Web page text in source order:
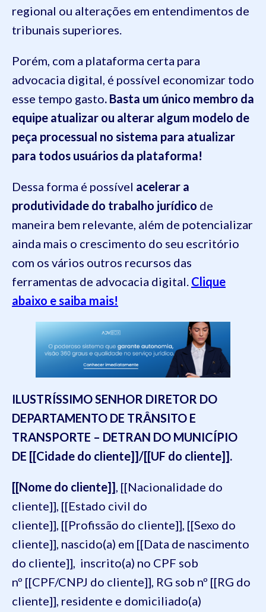
regional ou alterações em entendimentos de
tribunais superiores.
Porém, com a plataforma certa para
advocacia digital, é possível economizar todo
esse tempo gasto. Basta um único membro da
equipe atualizar ou alterar algum modelo de
peça processual no sistema para atualizar
para todos usuários da plataforma!
Dessa forma é possível acelerar a
produtividade do trabalho jurídico de
maneira bem relevante, além de potencializar
ainda mais o crescimento do seu escritório
com os vários outros recursos das
ferramentas de advocacia digital. Clique
abaixo e saiba mais!
ILUSTRÍSSIMO SENHOR DIRETOR DO
DEPARTAMENTO DE TRÂNSITO E
TRANSPORTE – DETRAN DO MUNICÍPIO
DE [[Cidade do cliente]]/[[UF do cliente]].
[[Nome do cliente]], [[Nacionalidade do
cliente]], [[Estado civil do
cliente]], [[Profissão do cliente]], [[Sexo do
cliente]], nascido(a) em [[Data de nascimento
do cliente]], inscrito(a) no CPF sob
nº [[CPF/CNPJ do cliente]], RG sob nº [[RG do
cliente]], residente e domiciliado(a)